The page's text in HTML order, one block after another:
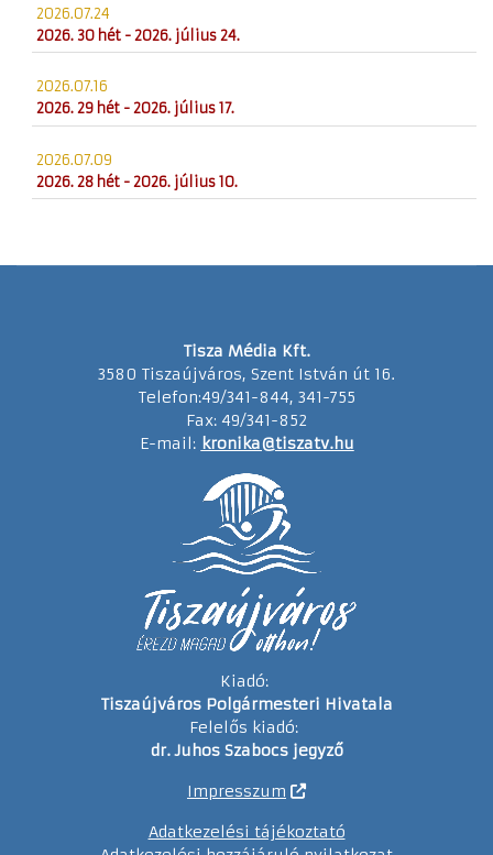
2026.07.24
2026. 30 hét - 2026. július 24.
2026.07.16
2026. 29 hét - 2026. július 17.
2026.07.09
2026. 28 hét - 2026. július 10.
Tisza Média Kft.
3580 Tiszaújváros, Szent István út 16.
Telefon:49/341-844, 341-755
Fax: 49/341-852
E-mail: kronika@tiszatv.hu
Kiadó:
Tiszaújváros Polgármesteri Hivatala
Felelős kiadó:
dr. Juhos Szabocs jegyző
Impresszum
Adatkezelési tájékoztató